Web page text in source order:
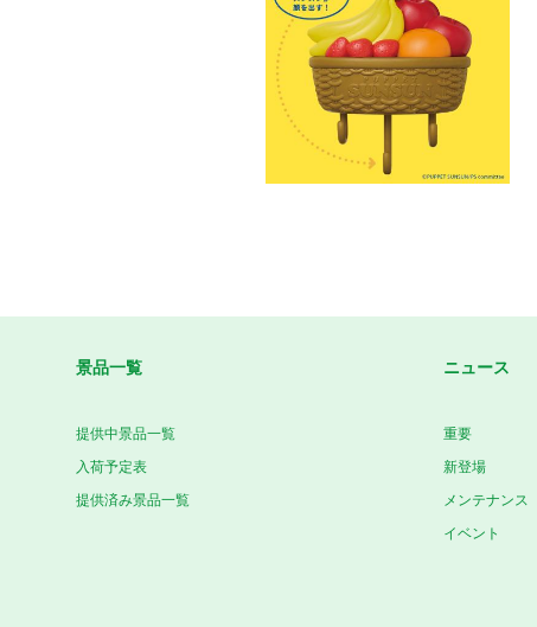
景品一覧
提供中景品一覧
入荷予定表
提供済み景品一覧
ニュース
重要
新登場
メンテナンス
イベント